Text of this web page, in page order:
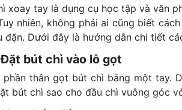
xoay tay là dụng cụ học tập và văn
nhiên, không phải ai cũng biết
đặn. Dưới đây là hướng dẫn chi tiết
bút chì vào lỗ gọt
phần thân gọt bút chì bằng một
bút chì sao cho đầu chì vuông góc